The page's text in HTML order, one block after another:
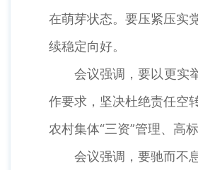
在萌芽状态。要压紧压实
续稳定向好。
会议强调，要以更实举
作要求，坚决杜绝责任空
农村集体“三资”管理、高
会议强调，要驰而不息